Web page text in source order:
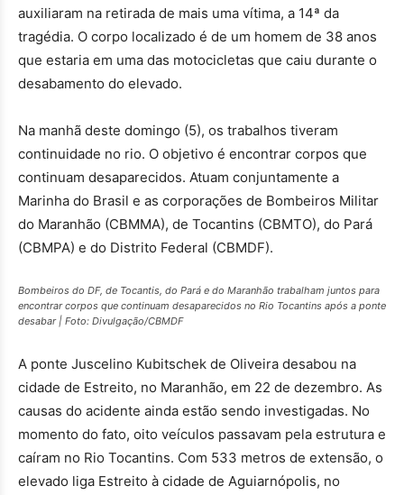
auxiliaram na retirada de mais uma vítima, a 14ª da
tragédia. O corpo localizado é de um homem de 38 anos
que estaria em uma das motocicletas que caiu durante o
desabamento do elevado.
Na manhã deste domingo (5), os trabalhos tiveram
continuidade no rio. O objetivo é encontrar corpos que
continuam desaparecidos. Atuam conjuntamente a
Marinha do Brasil e as corporações de Bombeiros Militar
do Maranhão (CBMMA), de Tocantins (CBMTO), do Pará
(CBMPA) e do Distrito Federal (CBMDF).
Bombeiros do DF, de Tocantis, do Pará e do Maranhão trabalham juntos para
encontrar corpos que continuam desaparecidos no Rio Tocantins após a ponte
desabar | Foto: Divulgação/CBMDF
A ponte Juscelino Kubitschek de Oliveira desabou na
cidade de Estreito, no Maranhão, em 22 de dezembro. As
causas do acidente ainda estão sendo investigadas. No
momento do fato, oito veículos passavam pela estrutura e
caíram no Rio Tocantins. Com 533 metros de extensão, o
elevado liga Estreito à cidade de Aguiarnópolis, no